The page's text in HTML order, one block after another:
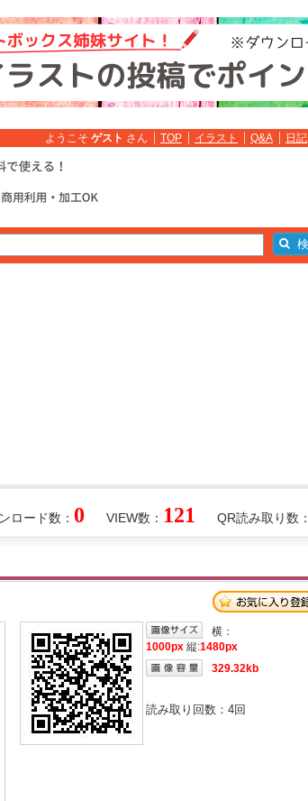
ようこそ ゲスト さん TOP イラスト Q&A 日記
QR読み取り数：
VIEW数： 121
ロード数： 0
横：
1000px 縦:1480px
329.32kb
読み取り回数： 4回